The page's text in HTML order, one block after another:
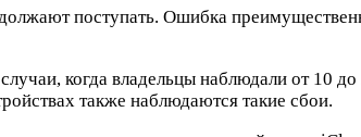
поступать. Ошибка
когда владельцы наблюдали от 10
также наблюдаются такие сбои.